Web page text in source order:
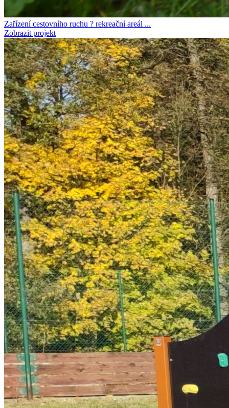
Zařízení cestovního ruchu ? rekreační areál ...
Zobrazit projekt